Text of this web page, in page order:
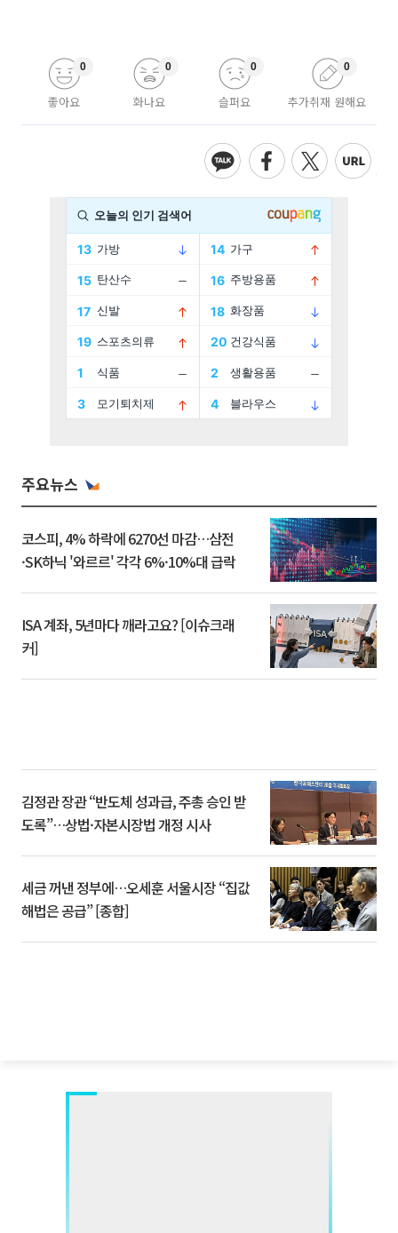
좋아요
0
화나요
0
슬퍼요
0
추가취재 원해요
0
주요뉴스
코스피, 4% 하락에 6270선 마감…삼전
·SK하닉 '와르르' 각각 6%·10%대 급락
ISA 계좌, 5년마다 깨라고요? [이슈크래
커]
김정관 장관 “반도체 성과급, 주총 승인 받
도록”…상법·자본시장법 개정 시사
세금 꺼낸 정부에…오세훈 서울시장 “집값
해법은 공급” [종합]